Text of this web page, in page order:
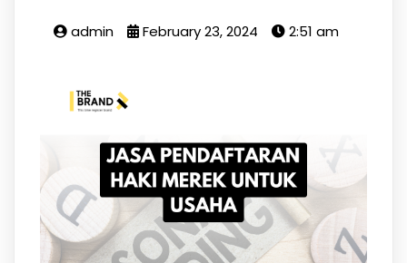
admin February 23, 2024 2:51 am